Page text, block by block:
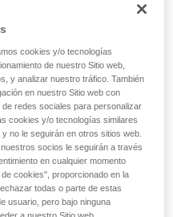
cookies y/o tecnologías
de nuestro Sitio web,
y analizar nuestro tráfico. También
en nuestro Sitio web con
redes sociales para personalizar
cookies y/o tecnologías similares
no le seguirán en otros sitios web.
socios le seguirán a través
en cualquier momento
cookies", proporcionado en la
todas o parte de estas
usuario, pero bajo ninguna